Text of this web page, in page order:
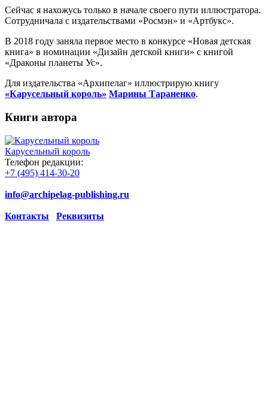
Сейчас я нахожусь только в начале своего пути иллюстратора.
Сотрудничала с издательствами «Росмэн» и «Артбукс».
В 2018 году заняла первое место в конкурсе «Новая детская
книга» в номинации «Дизайн детской книги» с книгой
«Драконы планеты Ус».
Для издательства «Архипелаг» иллюстрирую книгу
«Карусельный король» Марины Тараненко.
Книги автора
Карусельный король
Телефон редакции:
+7 (495) 414-30-20
info@archipelag-publishing.ru
Контакты Реквизиты